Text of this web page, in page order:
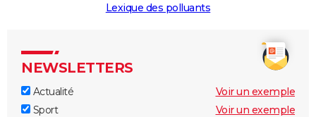
Lexique des polluants
NEWSLETTERS
Actualité
Voir un exemple
Sport
Voir un exemple